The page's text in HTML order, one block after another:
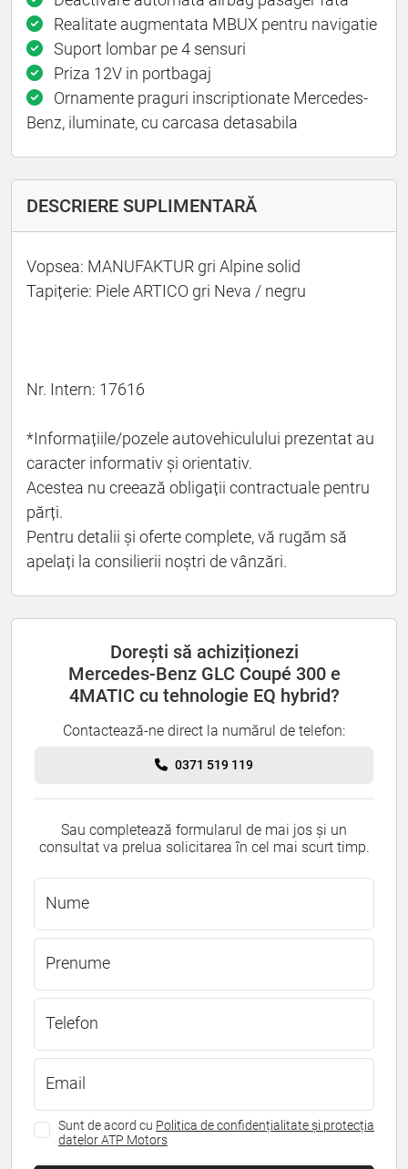
Realitate augmentata MBUX pentru navigatie
Suport lombar pe 4 sensuri
Priza 12V in portbagaj
Ornamente praguri inscriptionate Mercedes-
Benz, iluminate, cu carcasa detasabila
DESCRIERE SUPLIMENTARĂ
Vopsea: MANUFAKTUR gri Alpine solid
Tapițerie: Piele ARTICO gri Neva / negru
Nr. Intern: 17616
*Informațiile/pozele autovehiculului prezentat au
caracter informativ și orientativ.
Acestea nu creează obligații contractuale pentru
părți.
Pentru detalii și oferte complete, vă rugăm să
apelați la consilierii noștri de vânzări.
Dorești să achiziționezi
Mercedes-Benz GLC Coupé 300 e
4MATIC cu tehnologie EQ hybrid?
Contactează-ne direct la numărul de telefon:
0371 519 119
Sau completează formularul de mai jos și un
consultat va prelua solicitarea în cel mai scurt timp.
Nume
Prenume
Telefon
Email
Sunt de acord cu Politica de confidențialitate și protecția
datelor ATP Motors